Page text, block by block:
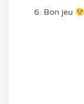
6. Bon jeu